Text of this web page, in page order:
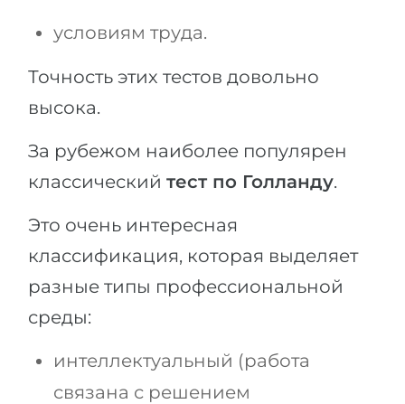
условиям труда.
Точность этих тестов довольно
высока.
За рубежом наиболее популярен
классический тест по Голланду.
Это очень интересная
классификация, которая выделяет
разные типы профессиональной
среды:
интеллектуальный (работа
связана с решением